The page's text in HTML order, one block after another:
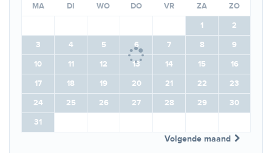
MA DI WO DO VR ZA
ZO
1
2
3
4 5 6 7 8
9
10
11 12 13 14 15
16
17
18 19 20 21 22
23
24
25 26 27 28 29
30
31
Volgende maand